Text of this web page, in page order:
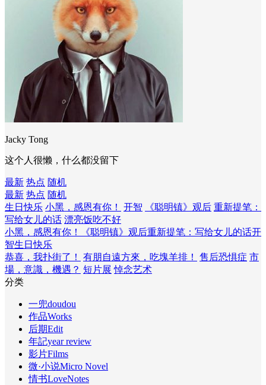
Jacky Tong
这个人很懒，什么都没留下
最新 热点 随机
最新 热点 随机
生日快乐 小黑，感恩有你！ 开智 《聪明镇》观后 重新提笔：
写给女儿的话 漂亮饭吃不好
小黑，感恩有你！
《聪明镇》观后重新提笔：写给女儿的话开
智生日快乐
恭喜，我扑街了！
有朋自遠方來，吃塊羊排！ 售后恐惧症 市
場，意識，機遇？ 短片展 悼念艺术
分类
一兜doudou
作品Works
后期Edit
年記year review
影片Films
微·小说Micro Novel
情书LoveNotes